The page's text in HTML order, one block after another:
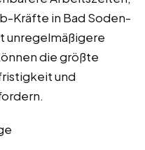
Kräfte in Bad Soden-
unregelmäßigere
die größte
und